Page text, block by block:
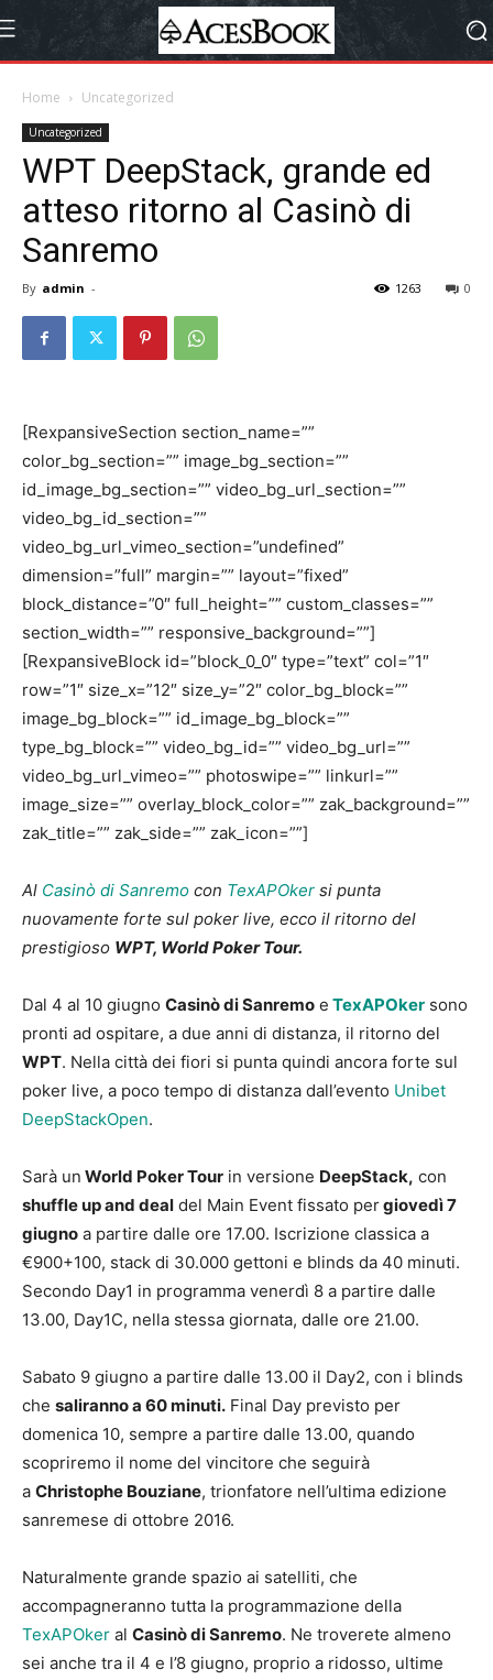
Home Uncategorized
Uncategorized
WPT DeepStack, grande ed
atteso ritorno al Casinò di
Sanremo
By admin - 0
1263
[RexpansiveSection section_name=””
color_bg_section=”” image_bg_section=””
id_image_bg_section=”” video_bg_url_section=””
video_bg_id_section=””
video_bg_url_vimeo_section=”undefined”
dimension=”full” margin=”” layout=”fixed”
block_distance=”0″ full_height=”” custom_classes=””
section_width=”” responsive_background=””]
[RexpansiveBlock id=”block_0_0″ type=”text” col=”1″
row=”1″ size_x=”12″ size_y=”2″ color_bg_block=””
image_bg_block=”” id_image_bg_block=””
type_bg_block=”” video_bg_id=”” video_bg_url=””
video_bg_url_vimeo=”” photoswipe=”” linkurl=””
image_size=”” overlay_block_color=”” zak_background=””
zak_title=”” zak_side=”” zak_icon=””]
Al Casinò di Sanremo con TexAPOker si punta
nuovamente forte sul poker live, ecco il ritorno del
prestigioso WPT, World Poker Tour.
Dal 4 al 10 giugno Casinò di Sanremo e TexAPOker sono
pronti ad ospitare, a due anni di distanza, il ritorno del
WPT. Nella città dei fiori si punta quindi ancora forte sul
poker live, a poco tempo di distanza dall’evento Unibet
DeepStackOpen.
Sarà un World Poker Tour in versione DeepStack, con
shuffle up and deal del Main Event fissato pergiovedì 7
giugno a partire dalle ore 17.00. Iscrizione classica a
€900+100, stack di 30.000 gettoni e blinds da 40 minuti.
Secondo Day1 in programma venerdì 8 a partire dalle
13.00, Day1C, nella stessa giornata, dalle ore 21.00.
Sabato 9 giugno a partire dalle 13.00 il Day2, con i blinds
che saliranno a 60 minuti. Final Day previsto per
domenica 10, sempre a partire dalle 13.00, quando
scopriremo il nome del vincitore che seguirà
a Christophe Bouziane, trionfatore nell’ultima edizione
sanremese di ottobre 2016.
Naturalmente grande spazio ai satelliti, che
accompagneranno tutta la programmazione della
TexAPOker al Casinò di Sanremo. Ne troverete almeno
sei anche tra il 4 e l’8 giugno, proprio a ridosso, ultime